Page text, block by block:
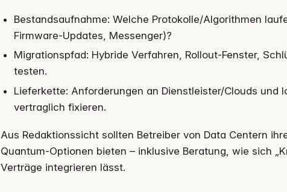
Bestandsaufnahme: Welche Protokolle/Algorithmen
Firmware-Updates, Messenger)?
Migrationspfad: Hybride Verfahren, Rollout-Fenster,
testen.
Lieferkette: Anforderungen an Dienstleister/Clouds und
vertraglich fixieren.
Aus Redaktionssicht sollten Betreiber von Data Centern
Quantum-Optionen bieten – inklusive Beratung, wie sich
Verträge integrieren lässt.